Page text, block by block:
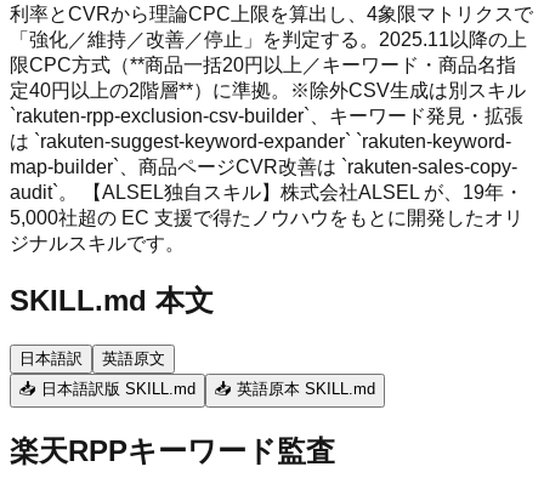
利率とCVRから理論CPC上限を算出し、4象限マトリクスで
「強化／維持／改善／停止」を判定する。2025.11以降の上
限CPC方式（**商品一括20円以上／キーワード・商品名指
定40円以上の2階層**）に準拠。※除外CSV生成は別スキル
`rakuten-rpp-exclusion-csv-builder`、キーワード発見・拡張
は `rakuten-suggest-keyword-expander` `rakuten-keyword-
map-builder`、商品ページCVR改善は `rakuten-sales-copy-
audit`。 【ALSEL独自スキル】株式会社ALSEL が、19年・
5,000社超の EC 支援で得たノウハウをもとに開発したオリ
ジナルスキルです。
SKILL.md 本文
日本語訳
英語原文
📥 日本語訳版 SKILL.md
📥 英語原本 SKILL.md
楽天RPPキーワード監査